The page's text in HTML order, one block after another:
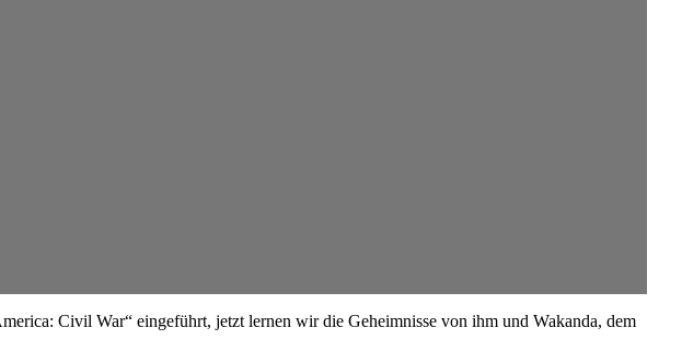
Civil War“ eingeführt, jetzt lernen wir die Geheimnisse von ihm und Wakanda, dem